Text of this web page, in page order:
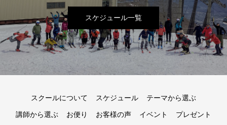
スケジュール一覧
スクールについて スケジュール テーマから選ぶ
講師から選ぶ お便り お客様の声 イベント プレゼント